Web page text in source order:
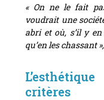
« On ne le fait
voudrait une
abri et où, s’il y
qu’en les chassant
critères